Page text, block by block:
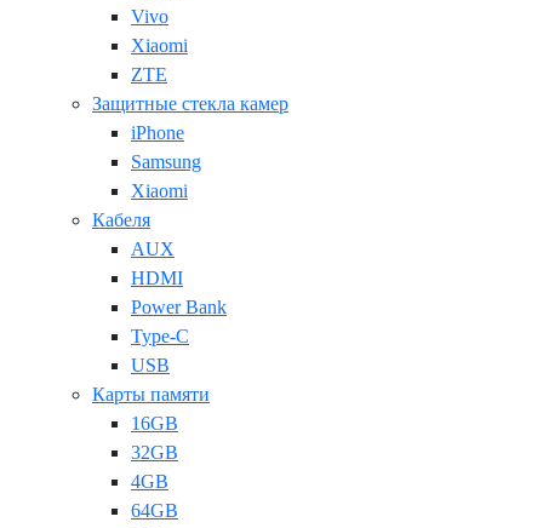
Vivo
Xiaomi
ZTE
Защитные стекла камер
iPhone
Samsung
Xiaomi
Кабеля
AUX
HDMI
Power Bank
Type-C
USB
Карты памяти
16GB
32GB
4GB
64GB